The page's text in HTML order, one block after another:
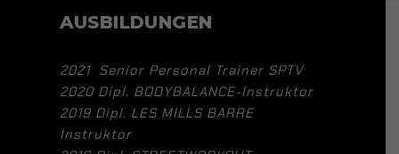
AUSBILDUNGEN
2021 Senior Personal Trainer SPTV
2020 Dipl. BODYBALANCE-Instruktor
2019 Dipl. LES MILLS BARRE
Instruktor